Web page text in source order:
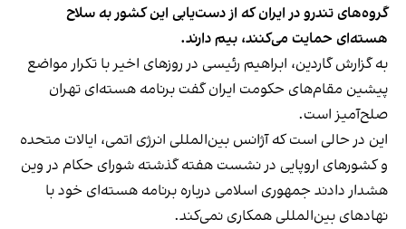
گروه‌های تندرو در ایران که از دست‌یابی این کشور به سلاح
هسته‌ای حمایت می‌کنند، بیم دارند.
بهگزارش گاردین، ابراهیم رئیسی در روزهای اخیر با تکرار مواضع
پیشین مقام‌های حکومت ایران گفت برنامه هسته‌ای تهران
صلح‌آمیز است.
این در حالی است که آژانس بین‌المللی انرژی اتمی، ایالات متحده
و کشورهای اروپایی در نشست هفته گذشته شورای حکام در وین
هشدار دادند جمهوری اسلامی درباره برنامه هسته‌ای خود با
نهادهای بین‌المللی همکاری نمی‌کند.